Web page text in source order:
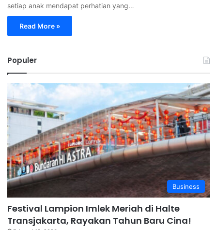
setiap anak mendapat perhatian yang…
Read More »
Populer
Business
Festival Lampion Imlek Meriah di Halte
Transjakarta, Rayakan Tahun Baru Cina!